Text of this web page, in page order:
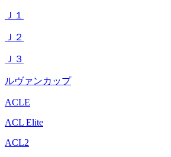
Ｊ１
Ｊ２
Ｊ３
ルヴァンカップ
ACLE
ACL Elite
ACL2